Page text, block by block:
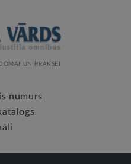
UN PRAKSEI
numurs